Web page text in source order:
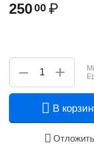
25000 ₽
+
−
В
Отложить